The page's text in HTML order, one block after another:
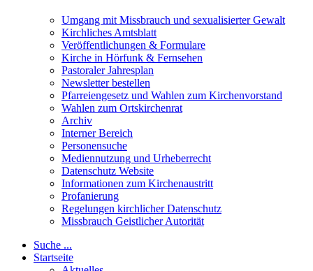
Umgang mit Missbrauch und sexualisierter Gewalt
Kirchliches Amtsblatt
Veröffentlichungen & Formulare
Kirche in Hörfunk & Fernsehen
Pastoraler Jahresplan
Newsletter bestellen
Pfarreiengesetz und Wahlen zum Kirchenvorstand
Wahlen zum Ortskirchenrat
Archiv
Interner Bereich
Personensuche
Mediennutzung und Urheberrecht
Datenschutz Website
Informationen zum Kirchenaustritt
Profanierung
Regelungen kirchlicher Datenschutz
Missbrauch Geistlicher Autorität
Suche ...
Startseite